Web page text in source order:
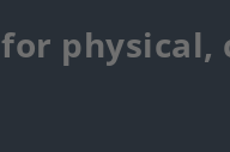
for physical,